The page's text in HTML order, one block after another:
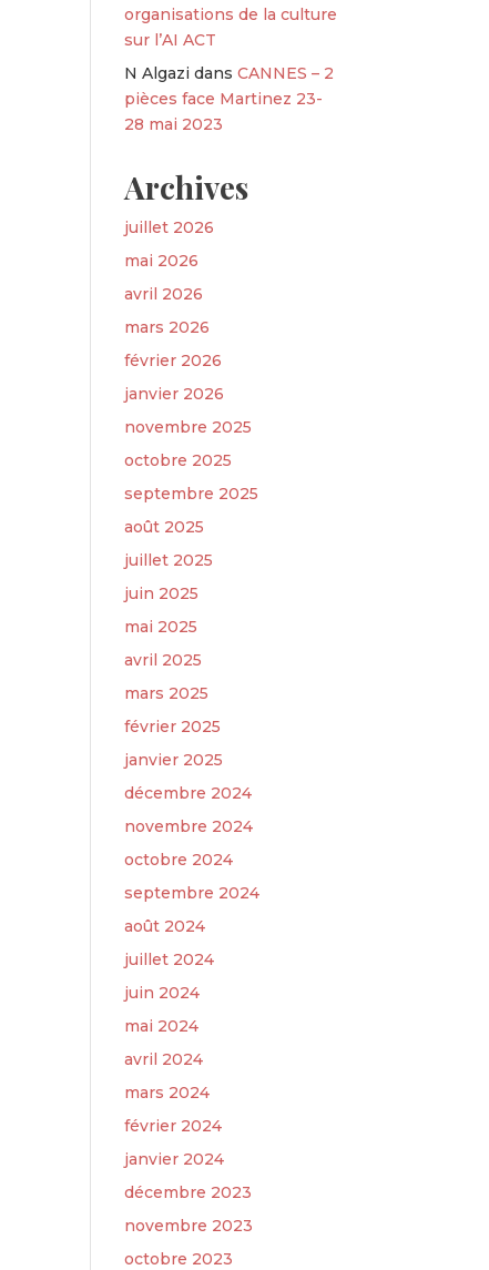
organisations de la culture
sur l’AI ACT
N Algazi dansCANNES – 2
pièces face Martinez 23-
28 mai 2023
Archives
juillet 2026
mai 2026
avril 2026
mars 2026
février 2026
janvier 2026
novembre 2025
octobre 2025
septembre 2025
août 2025
juillet 2025
juin 2025
mai 2025
avril 2025
mars 2025
février 2025
janvier 2025
décembre 2024
novembre 2024
octobre 2024
septembre 2024
août 2024
juillet 2024
juin 2024
mai 2024
avril 2024
mars 2024
février 2024
janvier 2024
décembre 2023
novembre 2023
octobre 2023